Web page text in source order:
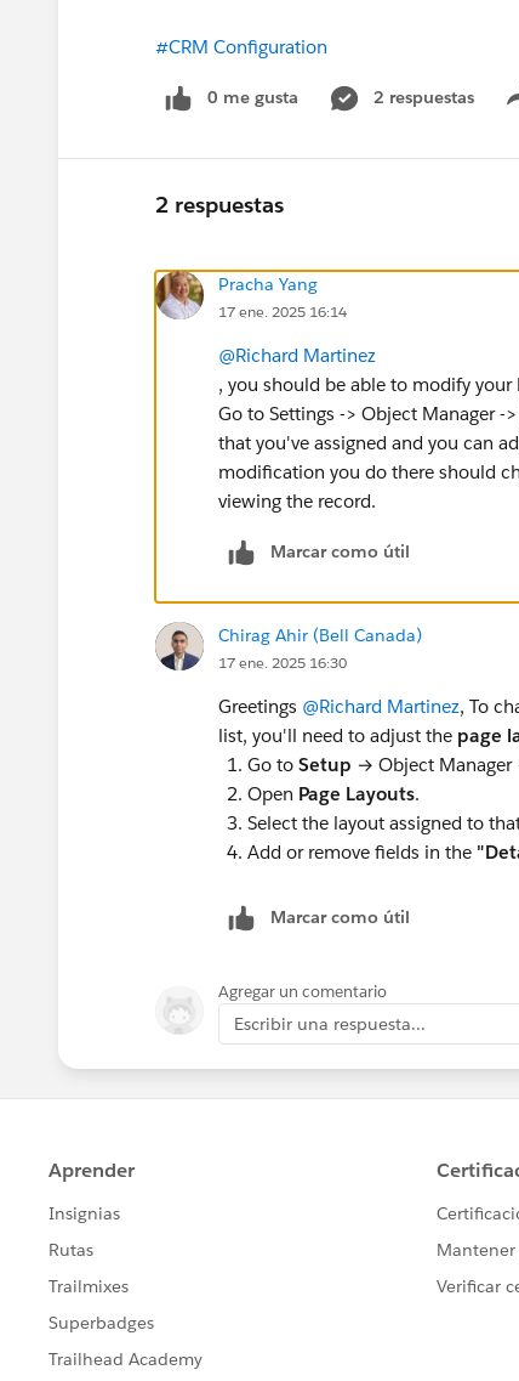
#CRM Configuration
0 me gusta 2 respuestas
2 respuestas
Pracha Yang
17 ene. 2025 16:14
@Richard Martinez
, you should be able to modify
Go to Settings -> Object Manager -
that you've assigned and you can
modification you do there should
viewing the record.
Marcar como útil
Chirag Ahir (Bell Canada)
17 ene. 2025 16:30
Greetings @Richard Martinez, To
list, you'll need to adjust the page
Go to Setup → Object
Open Page Layouts.
Select the layout assigned to
Add or remove fields in the
Marcar como útil
Agregar un comentario
Escribir una respuesta...